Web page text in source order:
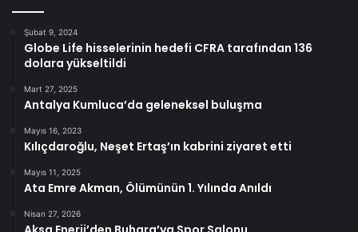
Şubat 9, 2024
Globe Life hisselerinin hedefi CFRA tarafından 136
dolara yükseltildi
Mart 27, 2025
Antalya Kumluca’da geleneksel buluşma
Mayıs 16, 2023
Kılıçdaroğlu, Neşet Ertaş’ın kabrini ziyaret etti
Mayıs 11, 2025
Ata Emre Akman, Ölümünün 1. Yılında Anıldı
Nisan 27, 2026